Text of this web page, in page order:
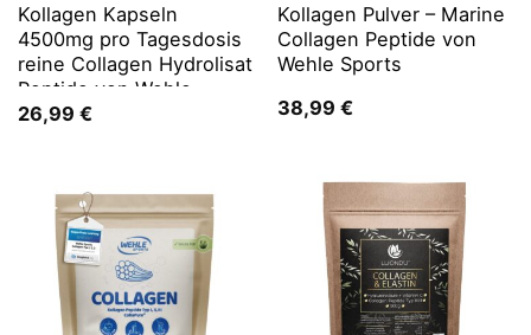
Kollagen Kapseln
4500mg pro Tagesdosis
reine Collagen Hydrolisat
Peptide von Wehle
Sports
26,99 €
Kollagen Pulver – Marine
Collagen Peptide von
Wehle Sports
38,99 €